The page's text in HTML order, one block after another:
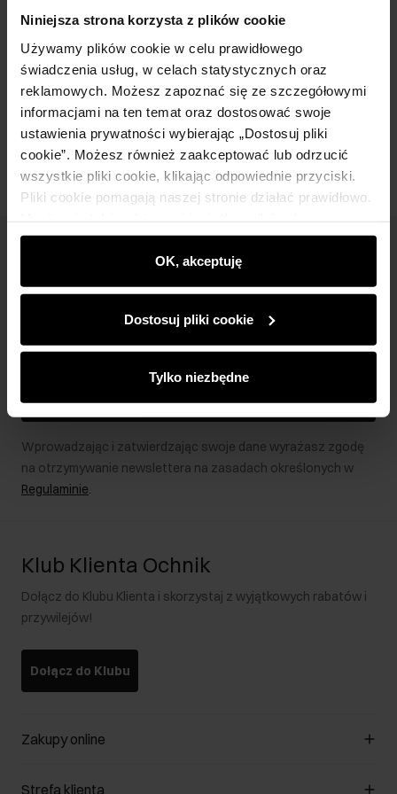
Niniejsza strona korzysta z plików cookie
Używamy plików cookie w celu prawidłowego
świadczenia usług, w celach statystycznych oraz
reklamowych. Możesz zapoznać się ze szczegółowymi
informacjami na ten temat oraz dostosować swoje
ustawienia prywatności wybierając „Dostosuj pliki
cookie”. Możesz również zaakceptować lub odrzucić
wszystkie pliki cookie, klikając odpowiednie przyciski.
Pliki cookie pomagają naszej stronie działać prawidłowo.
wyświetlać im dopasowane do ich preferencji treści,
rekomendacje oraz komunikaty reklamowe informujące o
najnowszych promocjach w e-sklepie. Informacje o tym,
partnerom społecznościowym, reklamowym i
analitycznym. Partnerzy mogą połączyć te informacje z
podczas korzystania z ich usług.
OK, akceptuję
Dostosuj pliki cookie
Tylko niezbędne
Szczegóły
Skład i wymiary
Opinie
Bądź na bieżąco z nowościami i promocjami!
Zapisz się
Wprowadzając i zatwierdzając swoje dane wyrażasz zgodę
na otrzymywanie newslettera na zasadach określonych w
Regulaminie.
Klub Klienta Ochnik
Dołącz do Klubu Klienta i skorzystaj z wyjątkowych rabatów i
przywilejów!
Dołącz do Klubu
Zakupy online
Zarządzaj cookies
Strefa klienta